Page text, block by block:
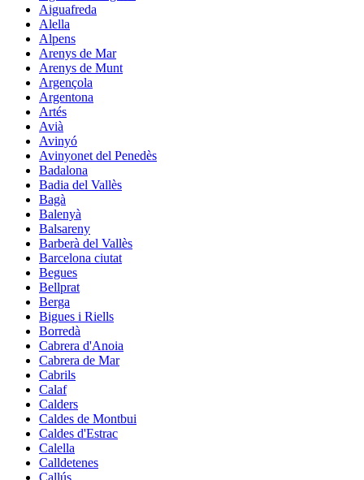
Aiguafreda
Alella
Alpens
Arenys de Mar
Arenys de Munt
Argençola
Argentona
Artés
Avià
Avinyó
Avinyonet del Penedès
Badalona
Badia del Vallès
Bagà
Balenyà
Balsareny
Barberà del Vallès
Barcelona ciutat
Begues
Bellprat
Berga
Bigues i Riells
Borredà
Cabrera d'Anoia
Cabrera de Mar
Cabrils
Calaf
Calders
Caldes de Montbui
Caldes d'Estrac
Calella
Calldetenes
Callús